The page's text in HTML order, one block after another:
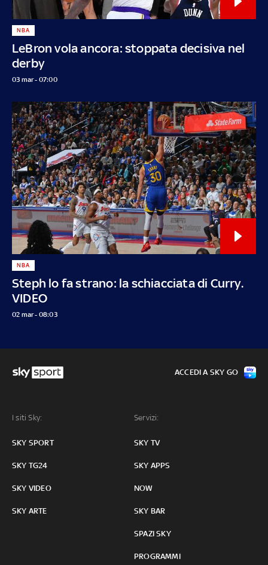
LeBron vola ancora: stoppata decisiva nel
derby
NBA
03 mar - 07:00
Steph lo fa strano: la schiacciata di Curry.
VIDEO
NBA
02 mar - 08:03
I siti Sky:
SKY SPORT
SKY TG24
SKY VIDEO
SKY ARTE
Servizi:
SKY TV
SKY APPS
NOW
SKY BAR
SPAZI SKY
PROGRAMMI
ACCEDI A SKY GO